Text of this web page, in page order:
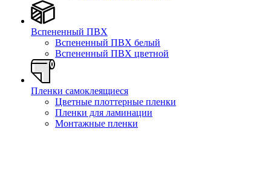
Вспененный ПВХ
Вспененный ПВХ белый
Вспененный ПВХ цветной
Пленки самоклеящиеся
Цветные плоттерные пленки
Пленки для ламинации
Монтажные пленки